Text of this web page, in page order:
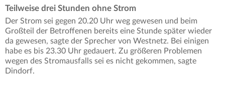
Teilweise drei Stunden ohne Strom
Der Strom sei gegen 20.20 Uhr weg gewesen und beim
Großteil der Betroffenen bereits eine Stunde später wieder
da gewesen, sagte der Sprecher von Westnetz. Bei einigen
habe es bis 23.30 Uhr gedauert. Zu größeren Problemen
wegen des Stromausfalls sei es nicht gekommen, sagte
Dindorf.